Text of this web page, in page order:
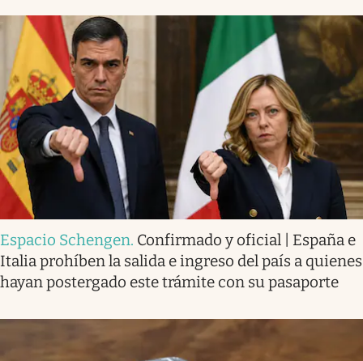
Espacio Schengen. Confirmado y oficial | España e
Italia prohíben la salida e ingreso del país a quienes
hayan postergado este trámite con su pasaporte